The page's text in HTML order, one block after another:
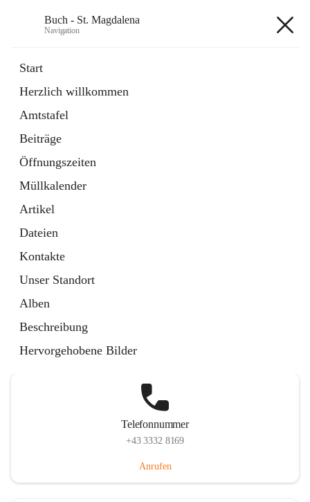
Buch - St. Magdalena
Navigation
Start
Herzlich willkommen
Amtstafel
Beiträge
Öffnungszeiten
Müllkalender
Artikel
Dateien
Kontakte
Unser Standort
Alben
Beschreibung
Hervorgehobene Bilder
11 Schnellzugriffe
Bürgerservice
10 Schnellzugriffe
Telefonnummer
+43 3332 8169
Anrufen